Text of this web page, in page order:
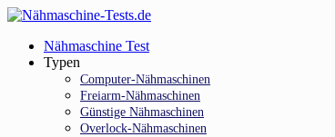
Skip
main
content
Menu
Nähmaschine Test
Typen
Computer-Nähmaschinen
Freiarm-Nähmaschinen
Günstige Nähmaschinen
Overlock-Nähmaschinen